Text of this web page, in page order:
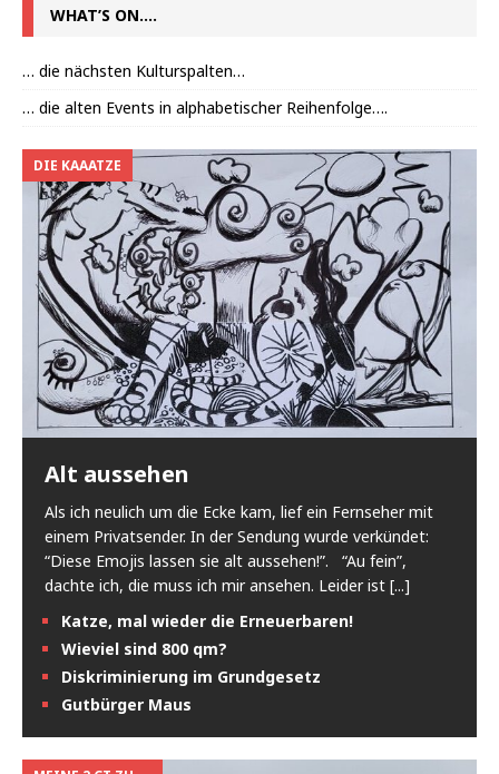
WHAT’S ON….
… die nächsten Kulturspalten…
… die alten Events in alphabetischer Reihenfolge….
DIE KAAATZE
Alt aussehen
Als ich neulich um die Ecke kam, lief ein Fernseher mit
einem Privatsender. In der Sendung wurde verkündet:
“Diese Emojis lassen sie alt aussehen!”. “Au fein”,
dachte ich, die muss ich mir ansehen. Leider ist [...]
Katze, mal wieder die Erneuerbaren!
Wieviel sind 800 qm?
Diskriminierung im Grundgesetz
Gutbürger Maus